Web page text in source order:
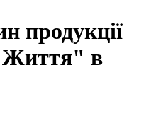
продукції
Життя" в